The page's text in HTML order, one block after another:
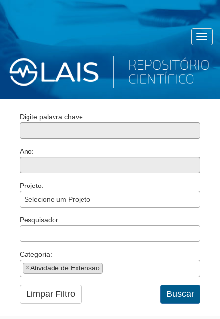
Digite palavra chave:
Ano:
Projeto:
Selecione um Projeto
Pesquisador:
Categoria:
×Atividade de Extensão
Limpar Filtro Buscar